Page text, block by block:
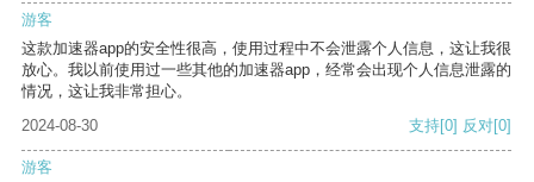
游客
这款加速器app的安全性很高，使用过程中不会泄露个人信息，这让我很
放心。我以前使用过一些其他的加速器app，经常会出现个人信息泄露的
情况，这让我非常担心。
2024-08-30
支持[0] 反对[0]
游客